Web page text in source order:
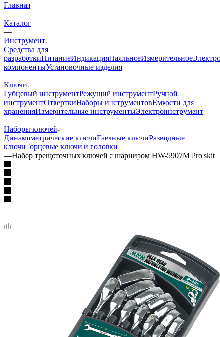
Главная
—
Каталог
—
Инструмент
Средства для
разработкиПитаниеИндикацияПаяльноеИзмерительное
компонентыУстановочные изделия
—
Ключи
Губцевый инструментРежущий инструментРучной
инструментОтверткиНаборы инструментовЕмкости для
храненияИзмерительные инструментыЭлектроинструмент
—
Наборы ключей
Динамометрические ключиГаечные ключиРазводные
ключиТорцевые ключи и головки
—Набор трещоточных ключей с шарниром HW-5907M Pro'skit